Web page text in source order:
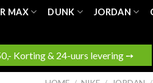
MAX DUNK JORDAN
Korting & 24-uurs levering ➙